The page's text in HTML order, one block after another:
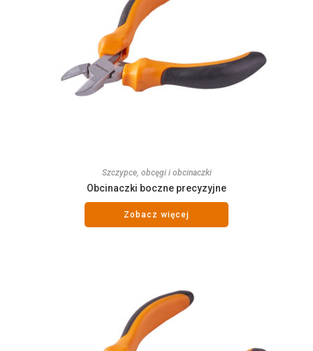
Szczypce, obcęgi i obcinaczki
Obcinaczki boczne precyzyjne
Zobacz więcej